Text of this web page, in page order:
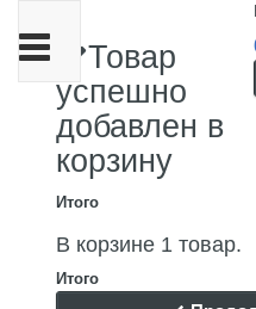
Товар
успешно
добавлен в
корзину
Итого
В корзине 1 товар.
Итого
Переключить
навигации